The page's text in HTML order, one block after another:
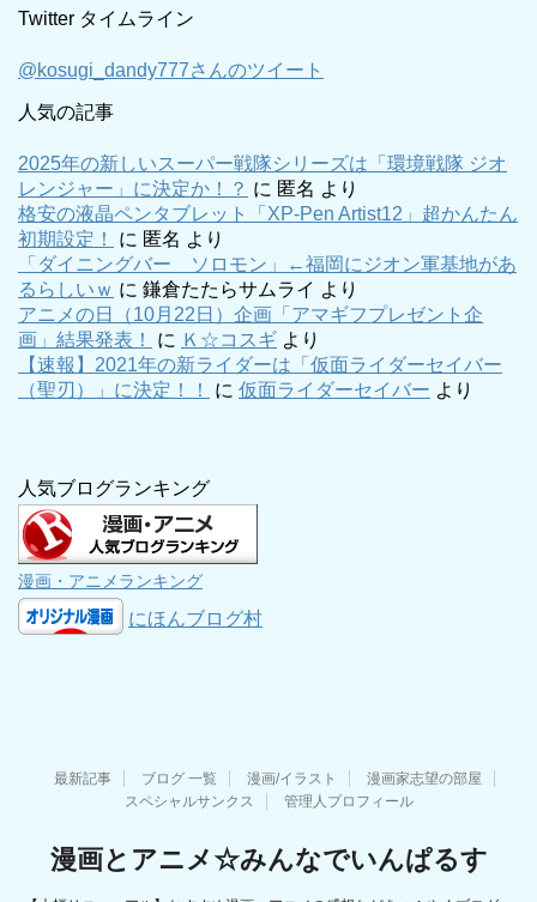
Twitter タイムライン
@kosugi_dandy777さんのツイート
人気の記事
2025年の新しいスーパー戦隊シリーズは「環境戦隊 ジオ
レンジャー」に決定か！？ に 匿名 より
格安の液晶ペンタブレット「XP-Pen Artist12」超かんたん
初期設定！
に 匿名 より
「ダイニングバー ソロモン」←福岡にジオン軍基地があ
るらしいｗ に 鎌倉たたらサムライ より
アニメの日（10月22日）企画「アマギフプレゼント企
画」結果発表！
に Ｋ☆コスギ より
【速報】2021年の新ライダーは「仮面ライダーセイバー
（聖刃）」に決定！！
に 仮面ライダーセイバー より
人気ブログランキング
漫画・アニメランキング
にほんブログ村
最新記事 ブログ 一覧 漫画/イラスト
漫画家志望の部屋
スペシャルサンクス
管理人プロフィール
漫画とアニメ☆みんなでいんぱるす